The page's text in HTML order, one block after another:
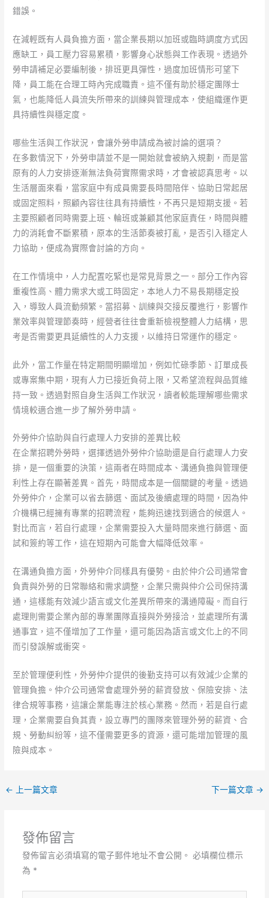
錯誤。
在減輕既有人員負擔方面，當企業長期以加班或臨時調度方式因
應缺工，員工壓力容易累積，影響身心狀態與工作表現。透過外
勞申請補足必要編制後，排班更具彈性，過度加班情形可望下
降，員工能在合理工時內完成職責。這不僅有助於穩定團隊士
氣，也能降低人員流失所帶來的訓練與管理成本，使組織運作更
具持續性與穩定度。
哪些生活與工作狀況，會讓外勞申請成為被討論的選項？
在多數情況下，外勞申請並不是一開始就會被納入規劃，而是當
原有的人力安排逐漸無法負荷實際需求時，才會被認真思考。以
生活層面來看，當家庭中有成員需要長時間陪伴、協助日常起居
或固定照料，照顧內容往往具有持續性，不再只是短期支援。若
主要照顧者同時需要上班、輪班或兼顧其他家庭責任，時間與體
力的消耗會不斷累積，原本的生活節奏被打亂，是否引入穩定人
力協助，便成為實際會討論的方向。
在工作情境中，人力配置吃緊也是常見背景之一。部分工作內容
重複性高、體力需求大或工時固定，本地人力不易長期穩定投
入，導致人員流動頻繁。當招募、訓練與交接反覆進行，影響作
業效率與管理節奏時，經營者往往會重新檢視整體人力結構，思
考是否需要更具延續性的人力支援，以維持日常運作的穩定。
此外，當工作量在特定期間明顯增加，例如忙碌季節、訂單成長
或專案集中期，現有人力已接近負荷上限，又希望流程與品質維
持一致。透過對照自身生活與工作狀況，讀者較能理解哪些需求
情境較適合進一步了解外勞申請。
外勞仲介協助與自行處理人力安排的差異比較
在企業招聘外勞時，選擇透過外勞仲介協助還是自行處理人力安
排，是一個重要的決策，這兩者在時間成本、溝通負擔與管理便
利性上存在顯著差異。首先，時間成本是一個關鍵的考量。透過
外勞仲介，企業可以省去篩選、面試及後續處理的時間，因為仲
介機構已經擁有專業的招聘流程，能夠迅速找到適合的候選人。
對比而言，若自行處理，企業需要投入大量時間來進行篩選、面
試和簽約等工作，這在短期內可能會大幅降低效率。
在溝通負擔方面，外勞仲介同樣具有優勢。由於仲介公司通常會
負責與外勞的日常聯絡和需求調整，企業只需與仲介公司保持溝
通，這樣能有效減少語言或文化差異所帶來的溝通障礙。而自行
處理則需要企業內部的專業團隊直接與外勞接洽，並處理所有溝
通事宜，這不僅增加了工作量，還可能因為語言或文化上的不同
而引發誤解或衝突。
至於管理便利性，外勞仲介提供的後勤支持可以有效減少企業的
管理負擔。仲介公司通常會處理外勞的薪資發放、保險安排、法
律合規等事務，這讓企業能專注於核心業務。然而，若是自行處
理，企業需要自負其責，設立專門的團隊來管理外勞的薪資、合
規、勞動糾紛等，這不僅需要更多的資源，還可能增加管理的風
險與成本。
← 上一篇文章 下一篇文章 →
發佈留言
發佈留言必須填寫的電子郵件地址不會公開。 必填欄位標示
為 *